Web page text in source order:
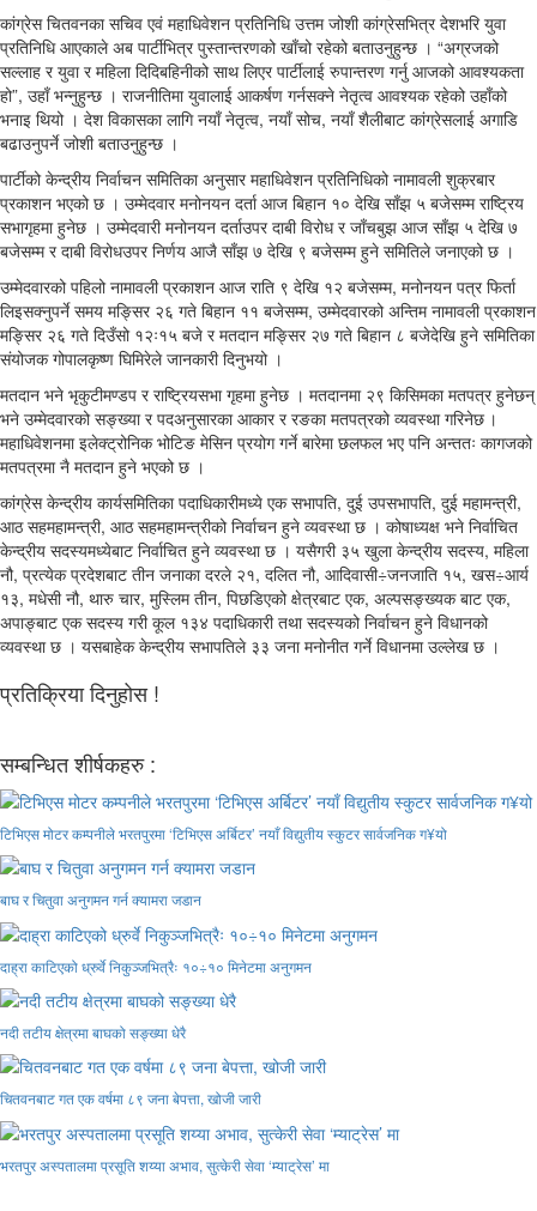
कांग्रेस चितवनका सचिव एवं महाधिवेशन प्रतिनिधि उत्तम जोशी कांग्रेसभित्र देशभरि युवा
प्रतिनिधि आएकाले अब पार्टीभित्र पुस्तान्तरणको खाँचो रहेको बताउनुहुन्छ । “अग्रजको
सल्लाह र युवा र महिला दिदिबहिनीको साथ लिएर पार्टीलाई रुपान्तरण गर्नु आजको आवश्यकता
हो”, उहाँ भन्नुहुन्छ । राजनीतिमा युवालाई आकर्षण गर्नसक्ने नेतृत्व आवश्यक रहेको उहाँको
भनाइ थियो । देश विकासका लागि नयाँ नेतृत्व, नयाँ सोच, नयाँ शैलीबाट कांग्रेसलाई अगाडि
बढाउनुपर्ने जोशी बताउनुहुन्छ ।
पार्टीको केन्द्रीय निर्वाचन समितिका अनुसार महाधिवेशन प्रतिनिधिको नामावली शुक्रबार
प्रकाशन भएको छ । उम्मेदवार मनोनयन दर्ता आज बिहान १० देखि साँझ ५ बजेसम्म राष्ट्रिय
सभागृहमा हुनेछ । उम्मेदवारी मनोनयन दर्ताउपर दाबी विरोध र जाँचबुझ आज साँझ ५ देखि ७
बजेसम्म र दाबी विरोधउपर निर्णय आजै साँझ ७ देखि ९ बजेसम्म हुने समितिले जनाएको छ ।
उम्मेदवारको पहिलो नामावली प्रकाशन आज राति ९ देखि १२ बजेसम्म, मनोनयन पत्र फिर्ता
लिइसक्नुपर्ने समय मङ्सिर २६ गते बिहान ११ बजेसम्म, उम्मेदवारको अन्तिम नामावली प्रकाशन
मङ्सिर २६ गते दिउँसो १२ः१५ बजे र मतदान मङ्सिर २७ गते बिहान ८ बजेदेखि हुने समितिका
संयोजक गोपालकृष्ण घिमिरेले जानकारी दिनुभयो ।
मतदान भने भृकुटीमण्डप र राष्ट्रियसभा गृहमा हुनेछ । मतदानमा २९ किसिमका मतपत्र हुनेछन्
भने उम्मेदवारको सङ्ख्या र पदअनुसारका आकार र रङका मतपत्रको व्यवस्था गरिनेछ ।
महाधिवेशनमा इलेक्ट्रोनिक भोटिङ मेसिन प्रयोग गर्ने बारेमा छलफल भए पनि अन्ततः कागजको
मतपत्रमा नै मतदान हुने भएको छ ।
कांग्रेस केन्द्रीय कार्यसमितिका पदाधिकारीमध्ये एक सभापति, दुई उपसभापति, दुई महामन्त्री,
आठ सहमहामन्त्री, आठ सहमहामन्त्रीको निर्वाचन हुने व्यवस्था छ । कोषाध्यक्ष भने निर्वाचित
केन्द्रीय सदस्यमध्येबाट निर्वाचित हुने व्यवस्था छ । यसैगरी ३५ खुला केन्द्रीय सदस्य, महिला
नौ, प्रत्येक प्रदेशबाट तीन जनाका दरले २१, दलित नौ, आदिवासी÷जनजाति १५, खस÷आर्य
१३, मधेसी नौ, थारु चार, मुस्लिम तीन, पिछडिएको क्षेत्रबाट एक, अल्पसङ्ख्यक बाट एक,
अपाङ्बाट एक सदस्य गरी कूल १३४ पदाधिकारी तथा सदस्यको निर्वाचन हुने विधानको
व्यवस्था छ । यसबाहेक केन्द्रीय सभापतिले ३३ जना मनोनीत गर्ने विधानमा उल्लेख छ ।
प्रतिक्रिया दिनुहोस !
सम्बन्धित शीर्षकहरु :
टिभिएस मोटर कम्पनीले भरतपुरमा ‘टिभिएस अर्बिटर’ नयाँ विद्युतीय स्कुटर सार्वजनिक ग¥यो
बाघ र चितुवा अनुगमन गर्न क्यामरा जडान
दाह्रा काटिएको ध्रुर्वे निकुञ्जभित्रैः १०÷१० मिनेटमा अनुगमन
नदी तटीय क्षेत्रमा बाघको सङ्ख्या धेरै
चितवनबाट गत एक वर्षमा ८९ जना बेपत्ता, खोजी जारी
भरतपुर अस्पतालमा प्रसूति शय्या अभाव, सुत्केरी सेवा ‘म्याट्रेस’ मा